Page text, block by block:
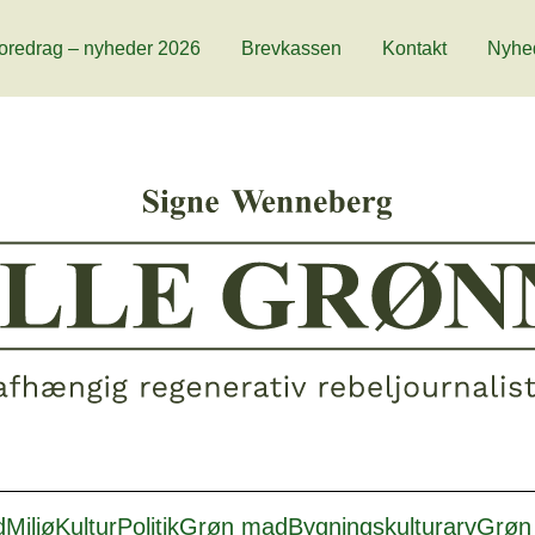
– nyheder 2026 Brevkassen Kontakt
MiljøKulturPolitikGrøn madBygningskulturarvGrøn